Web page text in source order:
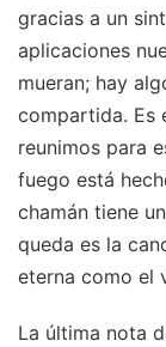
gracias a un
aplicaciones
mueran; hay
compartida. Es
reunimos para
fuego está
chamán tiene
queda es la
eterna como el
La última nota